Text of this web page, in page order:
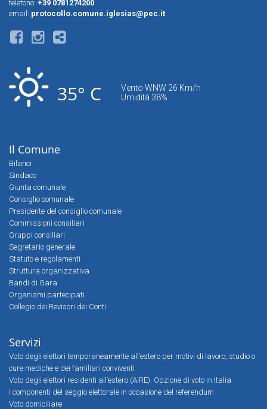
telefono: +39 0781274200
email: protocollo.comune.iglesias@pec.it
35° C
Vento WNW 26 Km/h
Umidità 38%
Il Comune
Bilanci
Sindaco
Giunta comunale
Consiglio comunale
Presidente del consiglio comunale
Commissioni consiliari
Gruppi consiliari
Segretario generale
Statuto e regolamenti
Struttura organizzativa
Bandi di Gara
Organismi partecipati
Collegio dei Revisori dei Conti
Servizi
Voto degli elettori temporaneamente all’estero per motivi di lavoro, studio o
cure mediche e dei familiari conviventi
Voto degli elettori residenti all’estero (AIRE). Opzione di voto in Italia
I componenti del seggio elettorale in occasione del referendum
Voto domiciliare